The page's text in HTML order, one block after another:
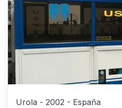
Urola - 2002 - España